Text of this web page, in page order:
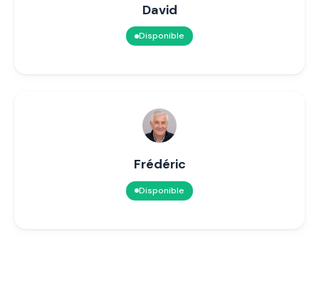
David
Disponible
Frédéric
Disponible